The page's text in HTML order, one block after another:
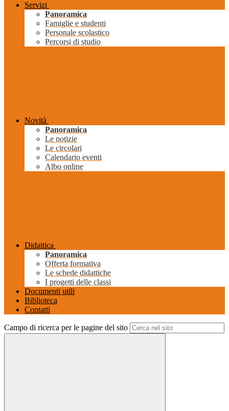
Servizi
Panoramica
Famiglie e studenti
Personale scolastico
Percorsi di studio
Novità
Panoramica
Le notizie
Le circolari
Calendario eventi
Albo online
Didattica
Panoramica
Offerta formativa
Le schede didattiche
I progetti delle classi
Documenti utili
Biblioteca
Contatti
Campo di ricerca per le pagine del sito